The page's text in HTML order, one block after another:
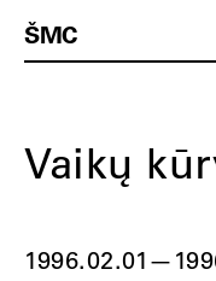
ŠMC
Vaikų
1996.02.01 —